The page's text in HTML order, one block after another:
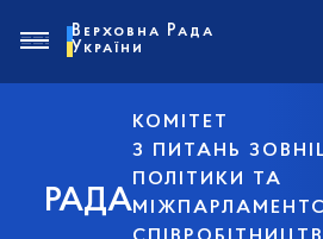
РАДА
КОМІТЕТ
З ПИТАНЬ
ПОЛІТИКИ ТА
Верховна Рада
України